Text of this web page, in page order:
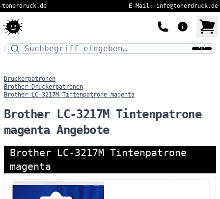
tonerdruck.de E-Mail: info@tonerdruck.de
Druckermodell oder Produktnamen eingeben…
Druckerpatronen
Brother Druckerpatronen
Brother LC-3217M Tintenpatrone magenta
Brother LC-3217M Tintenpatrone
magenta Angebote
Brother LC-3217M Tintenpatrone
magenta